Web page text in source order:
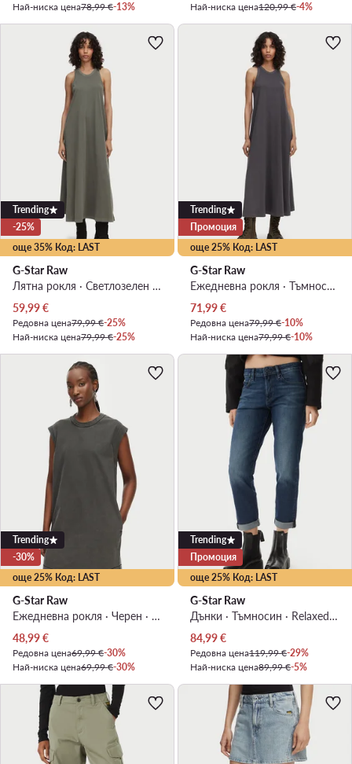
Най-ниска цена78,99 €-13%
Най-ниска цена120,99 €-4%
още 35% Код: LAST
Trending
-25%
G-Star Raw
Лятна рокля · Светлозелен · Макси
Актуална цена
59,99€
Редовна цена79,99 €-25%
Най-ниска цена79,99 €-25%
още 25% Код: LAST
Trending
Промоция
G-Star Raw
Ежедневна рокля · Тъмносив · Макси
Актуална цена
71,99€
Редовна цена79,99 €-10%
Най-ниска цена79,99 €-10%
още 25% Код: LAST
Trending
-30%
G-Star Raw
Ежедневна рокля · Черен · Мини
Актуална цена
48,99€
Редовна цена69,99 €-30%
Най-ниска цена69,99 €-30%
още 25% Код: LAST
Trending
Промоция
G-Star Raw
Дънки · Тъмносин · Relaxed Fit
Актуална цена
84,99€
Редовна цена119,99 €-29%
Най-ниска цена89,99 €-5%